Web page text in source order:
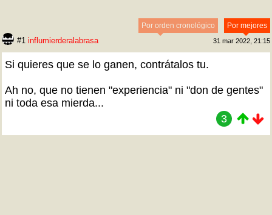
Por mejores
Por orden cronológico
#1 influmierderalabrasa 31 mar 2022, 21:15
Si quieres que se lo ganen, contrátalos tu.
Ah no, que no tienen "experiencia" ni "don de gentes"
ni toda esa mierda...
3